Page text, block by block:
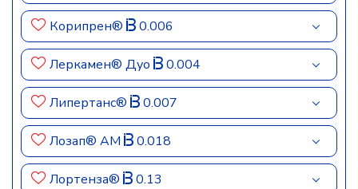
Корипрен® 0.006
Леркамен® Дуо 0.004
Липертанс® 0.007
Лозап® АМ 0.018
Лортенза® 0.13